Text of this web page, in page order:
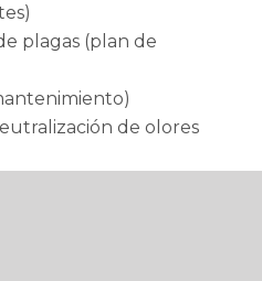
plagas (plan de
de olores